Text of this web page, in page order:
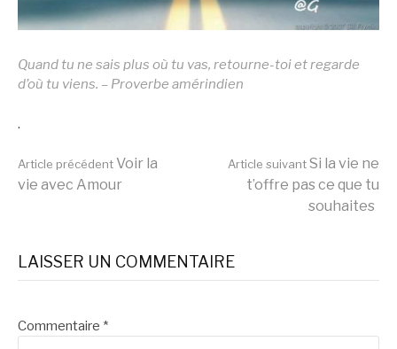
Quand tu ne sais plus où tu vas, retourne-toi et regarde
d’où tu viens. – Proverbe amérindien
.
Lire
suite
Article précédent Voir la
vie avec Amour
Article suivantSi la vie ne
t’offre pas ce que tu
souhaites
LAISSER UN COMMENTAIRE
Commentaire *